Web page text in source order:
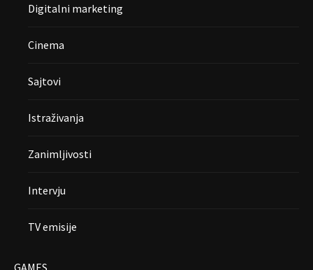
Digitalni marketing
Cinema
Sajtovi
Istraživanja
Zanimljivosti
Intervju
TV emisije
GAMES